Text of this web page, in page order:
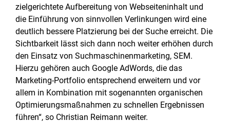
zielgerichtete Aufbereitung von Webseiteninhalt und
die Einführung von sinnvollen Verlinkungen wird eine
deutlich bessere Platzierung bei der Suche erreicht. Die
Sichtbarkeit lässt sich dann noch weiter erhöhen durch
den Einsatz von Suchmaschinenmarketing, SEM.
Hierzu gehören auch Google AdWords, die das
Marketing-Portfolio entsprechend erweitern und vor
allem in Kombination mit sogenannten organischen
Optimierungsmaßnahmen zu schnellen Ergebnissen
führen“, so Christian Reimann weiter.